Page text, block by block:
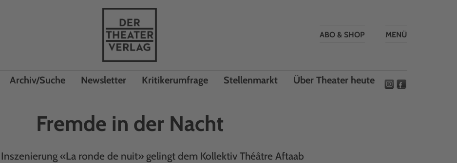
Toggle
MENÜ
ABO & SHOP
Archiv/Suche Newsletter Kritikerumfrage Stellenmarkt Über Theater heute
Fremde in der Nacht
«La ronde de nuit» gelingt dem Kollektiv Théâtre Aftaab